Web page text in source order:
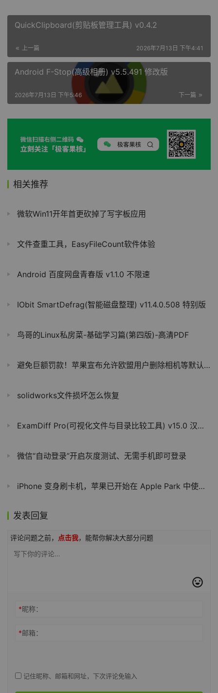
QuickClipboard(剪贴板管理工具) v0.4.2
上一篇 2026年7月13日 下午4:41
Android F-Stop(高级相册) v5.5.491 修改版
下一篇
2026年7月13日 下午5:46
相关推荐
微软Win11开年首更砍掉了写字板应用
文件查重工具，EasyFileCount软件体验
Android 百度网盘青春版 v1.1.0 不限速
IObit SmartDefrag(智能磁盘整理) v11.4.0.508 特别版
鸟哥的Linux私房菜-基础学习篇(第四版)-高清PDF
避免巨额罚款！苹果宣布允许欧盟用户删除相机等默认App
solidworks文件损坏怎么恢复
ExamDiff Pro(可视化文件与目录比较工具) v15.0 汉化版
微信“自动登录”开启灰度测试、无需手机即可登录
iPhone 变身刷卡机，苹果已开始在 Apple Park 中使用 Tap to Pay 功能
发表回复
评论问题之前， 点击我，能帮你解决大部分问题
*昵称：
*邮箱：
记住昵称、邮箱和网址，下次评论免输入